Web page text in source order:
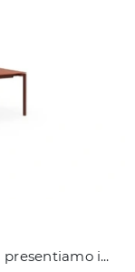
Se vuoi tavoli allungabili moderni, ti presentiamo il modello da cucina in ceramica More Allungabile del brand Midj.